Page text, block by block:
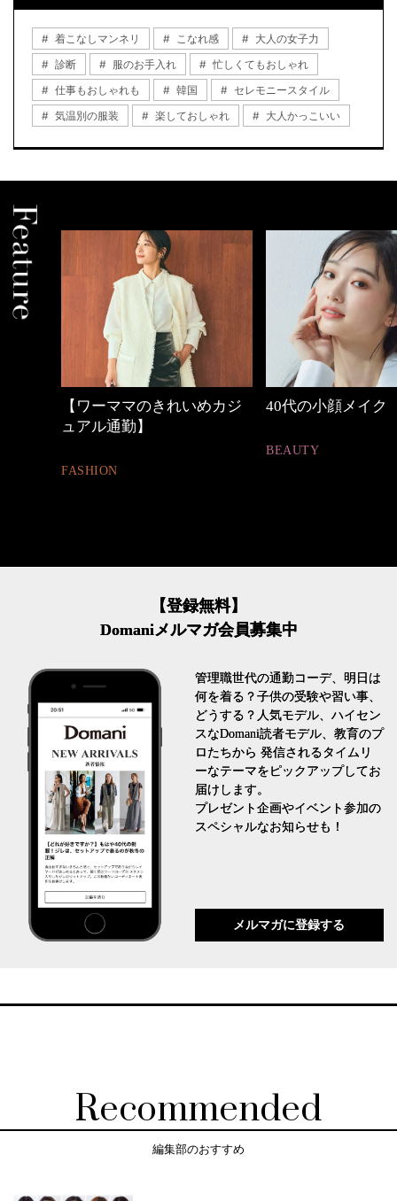
着こなしマンネリ こなれ感
大人の女子力
診断
服のお手入れ
忙しくてもおしゃれ
仕事もおしゃれも
韓国
セレモニースタイル
気温別の服装
楽しておしゃれ 大人かっこいい
40代の小顔メイク 働く女性のバッグ
FASHION
【登録無料】
Domaniメルマガ会員募集中
管理職世代の通勤コーデ、明日は
何を着る？子供の受験や習い事、
どうする？人気モデル、ハイセン
スなDomani読者モデル、教育のプ
ロたちから 発信されるタイムリ
ーなテーマをピックアップしてお
届けします。
プレゼント企画やイベント参加の
スペシャルなお知らせも！
メルマガに登録する
Recommended
編集部のおすすめ